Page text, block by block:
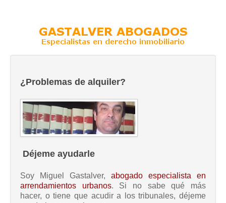
¿Problemas de alquiler?
Déjeme ayudarle
Soy Miguel Gastalver, abogado especialista en
arrendamientos urbanos. Si no sabe qué más
hacer, o tiene que acudir a los tribunales, déjeme